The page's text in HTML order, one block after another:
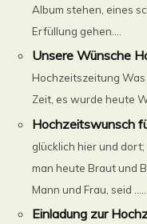
Album stehen, eines
Erfüllung gehen....
Unsere Wünsche
Hochzeitszeitung
Zeit, es wurde heute
Hochzeitswunsch
glücklich hier und
man heute Braut und
Mann und Frau, seid ......
Einladung zur